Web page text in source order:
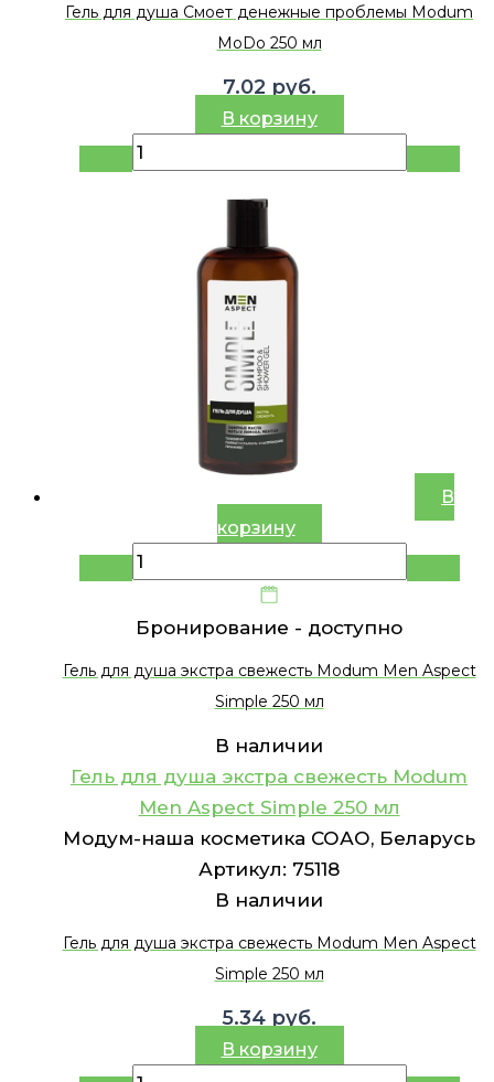
Гель для душа Смоет денежные проблемы Modum
MoDo 250 мл
7.02 руб.
В корзину
В
корзину
Бронирование - доступно
Гель для душа экстра свежесть Modum Men Aspect
Simple 250 мл
В наличии
Гель для душа экстра свежесть Modum
Men Aspect Simple 250 мл
Модум-наша косметика СОАО, Беларусь
Артикул: 75118
В наличии
Гель для душа экстра свежесть Modum Men Aspect
Simple 250 мл
5.34 руб.
В корзину